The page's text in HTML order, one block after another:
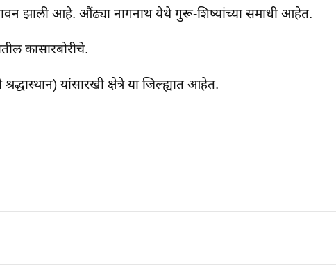
झाली आहे. औंढ्या नागनाथ येथे गुरू-शिष्यांच्या समाधी आहेत.
कासारबोरीचे.
यांसारखी क्षेत्रे या जिल्ह्यात आहेत.